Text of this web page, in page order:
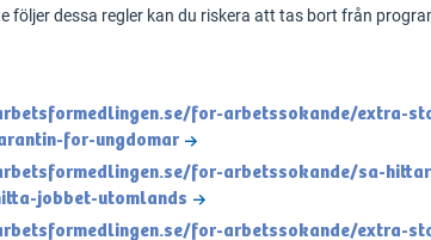
följer dessa regler kan du riskera att tas bort från
for-arbetssokande/extra-
for-ungdomar
for-arbetssokande/sa-
jobbet-utomlands
for-arbetssokande/extra-